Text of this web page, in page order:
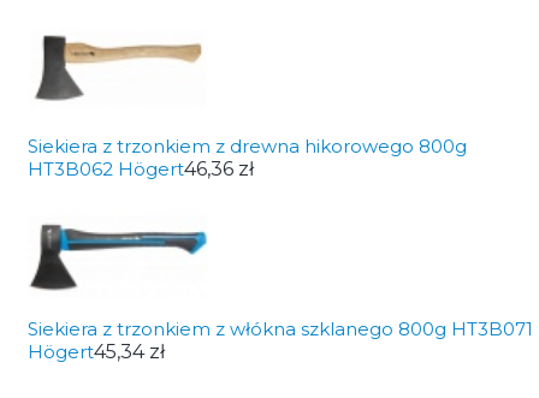
Siekiera z trzonkiem z drewna hikorowego 800g
HT3B062 Högert46,36 zł
Siekiera z trzonkiem z włókna szklanego 800g HT3B071
Högert45,34 zł